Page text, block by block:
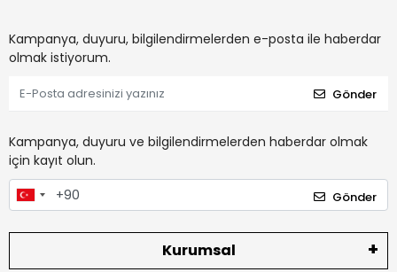
Kampanya, duyuru, bilgilendirmelerden e-posta ile haberdar
olmak istiyorum.
Gönder
Kampanya, duyuru ve bilgilendirmelerden haberdar olmak
için kayıt olun.
Gönder
Kurumsal